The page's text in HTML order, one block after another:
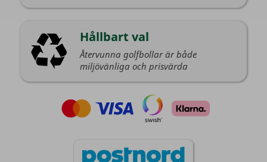
Hållbart val
Återvunna golfbollar är både
miljövänliga och prisvärda